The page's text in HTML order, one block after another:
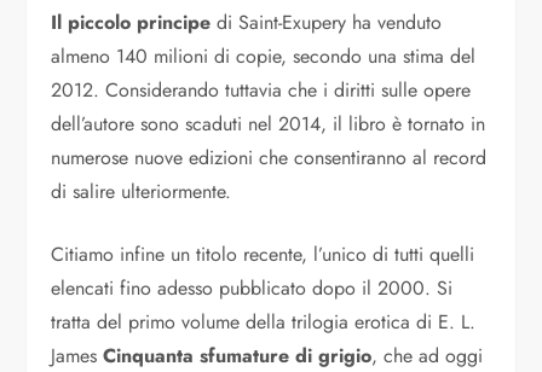
Il piccolo principedi Saint-Exupery ha venduto
almeno 140 milioni di copie, secondo una stima del
2012. Considerando tuttavia che i diritti sulle opere
dell’autore sono scaduti nel 2014, il libro è tornato in
numerose nuove edizioni che consentiranno al record
di salire ulteriormente.
Citiamo infine un titolo recente, l’unico di tutti quelli
elencati fino adesso pubblicato dopo il 2000. Si
tratta del primo volume della trilogia erotica di E. L.
James Cinquanta sfumature di grigio, che ad oggi